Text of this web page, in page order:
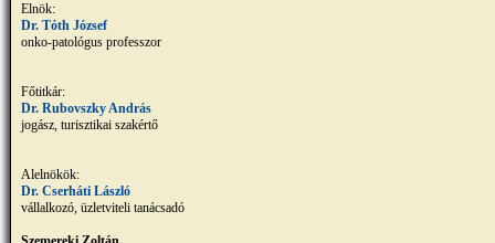
Elnök:
Dr. Tóth József
onko-patológus professzor
Főtitkár:
Dr. Rubovszky András
jogász, turisztikai szakértő
Alelnökök:
Dr. Cserháti László
vállalkozó, üzletviteli tanácsadó